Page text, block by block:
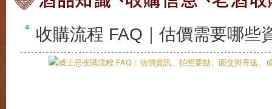
收購流程 FAQ｜估價需要哪些